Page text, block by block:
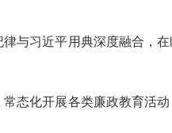
习近平用典深度融合，在
化开展各类廉政教育活